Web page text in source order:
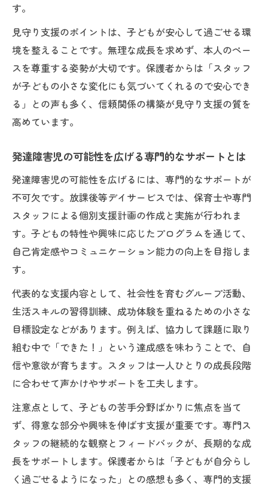
す。
見守り支援のポイントは、子どもが安心して過ごせる環
境を整えることです。無理な成長を求めず、本人のペー
スを尊重する姿勢が大切です。保護者からは「スタッフ
が子どもの小さな変化にも気づいてくれるので安心でき
る」との声も多く、信頼関係の構築が見守り支援の質を
高めています。
発達障害児の可能性を広げる専門的なサポートとは
発達障害児の可能性を広げるには、専門的なサポートが
不可欠です。放課後等デイサービスでは、保育士や専門
スタッフによる個別支援計画の作成と実施が行われま
す。子どもの特性や興味に応じたプログラムを通じて、
自己肯定感やコミュニケーション能力の向上を目指しま
す。
代表的な支援内容として、社会性を育むグループ活動、
生活スキルの習得訓練、成功体験を重ねるための小さな
目標設定などがあります。例えば、協力して課題に取り
組む中で「できた！」という達成感を味わうことで、自
信や意欲が育ちます。スタッフは一人ひとりの成長段階
に合わせて声かけやサポートを工夫します。
注意点として、子どもの苦手分野ばかりに焦点を当て
ず、得意な部分や興味を伸ばす支援が重要です。専門ス
タッフの継続的な観察とフィードバックが、長期的な成
長をサポートします。保護者からは「子どもが自分らし
く過ごせるようになった」との感想も多く、専門的支援